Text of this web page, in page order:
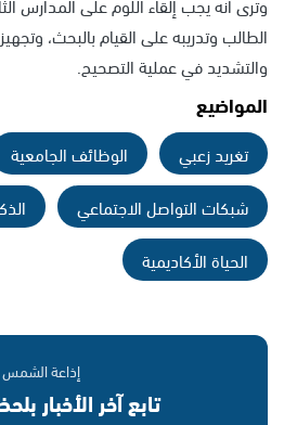
الطالب وتدريبه على القيام بالبحث،
والتشديد في عملية التصحيح.
المواضيع
تغريد زعبي الوظائف الجامعية
شبكات التواصل الاجتماعي
الحياة الأكاديمية
إذاعة الشمس
تابع آخر الأخبار